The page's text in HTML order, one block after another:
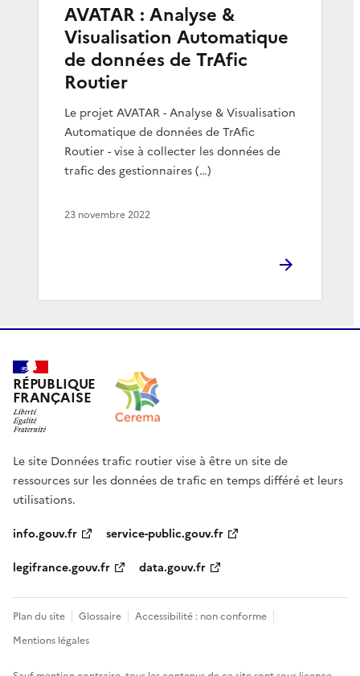
AVATAR : Analyse &
Visualisation Automatique
de données de TrAfic
Routier
Le projet AVATAR - Analyse & Visualisation
Automatique de données de TrAfic
Routier - vise à collecter les données de
trafic des gestionnaires (…)
23 novembre 2022
RÉPUBLIQUE
FRANÇAISE
Le site Données trafic routier vise à être un site de
ressources sur les données de trafic en temps différé et leurs
utilisations.
info.gouv.fr
service-public.gouv.fr
legifrance.gouv.fr
data.gouv.fr
Plan du site Glossaire
Accessibilité : non conforme
Mentions légales